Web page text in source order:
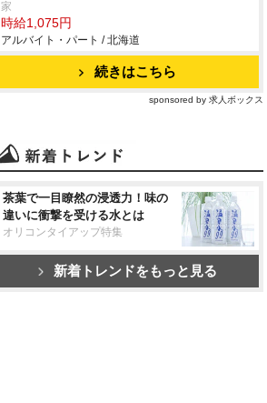
家
時給1,075円
アルバイト・パート / 北海道
続きはこちら
sponsored by 求人ボックス
茶葉で一目瞭然の浸透力！味の
違いに衝撃を受ける水とは
オリコンタイアップ特集
新着トレンドをもっと見る